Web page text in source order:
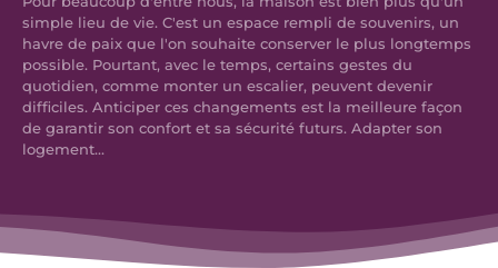
simple lieu de vie. C'est un espace rempli de souvenirs, un
havre de paix que l'on souhaite conserver le plus longtemps
possible. Pourtant, avec le temps, certains gestes du
quotidien, comme monter un escalier, peuvent devenir
difficiles. Anticiper ces changements est la meilleure façon
de garantir son confort et sa sécurité futurs. Adapter son
logement...